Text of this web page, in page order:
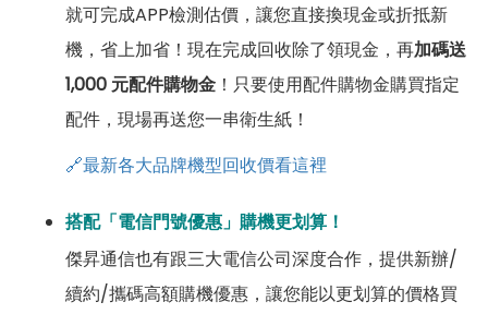
就可完成APP檢測估價，讓您直接換現金或折抵新
機，省上加省！現在完成回收除了領現金，再加碼送
1,000 元配件購物金 ！只要使用配件購物金購買指定
配件，現場再送您一串衛生紙！
🔗最新各大品牌機型回收價看這裡
搭配「電信門號優惠」購機更划算！
傑昇通信也有跟三大電信公司深度合作，提供新辦/
續約/攜碼高額購機優惠，讓您能以更划算的價格買